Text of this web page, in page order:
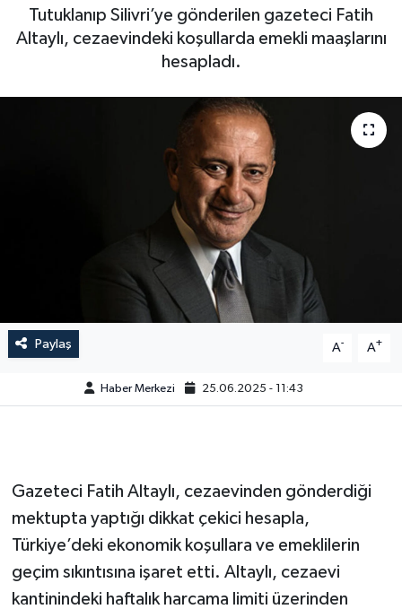
Tutuklanıp Silivri’ye gönderilen gazeteci Fatih
Altaylı, cezaevindeki koşullarda emekli maaşlarını
hesapladı.
Paylaş A- A+
Haber Merkezi 25.06.2025 - 11:43
Gazeteci Fatih Altaylı, cezaevinden gönderdiği
mektupta yaptığı dikkat çekici hesapla,
Türkiye’deki ekonomik koşullara ve emeklilerin
geçim sıkıntısına işaret etti. Altaylı, cezaevi
kantinindeki haftalık harcama limiti üzerinden